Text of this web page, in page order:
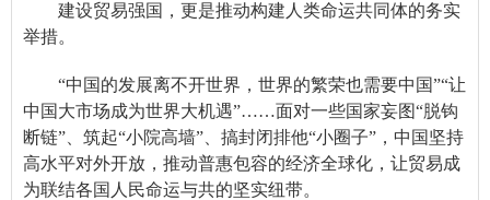
建设贸易强国，更是推动构建人类命运共同体的务实
举措。
“中国的发展离不开世界，世界的繁荣也需要中国”“让
中国大市场成为世界大机遇”……面对一些国家妄图“脱钩
断链”、筑起“小院高墙”、搞封闭排他“小圈子”，中国坚持
高水平对外开放，推动普惠包容的经济全球化，让贸易成
为联结各国人民命运与共的坚实纽带。